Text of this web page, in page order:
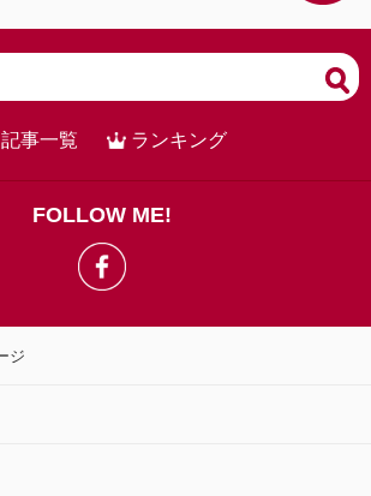
記事一覧 ランキング
FOLLOW ME!
ジ